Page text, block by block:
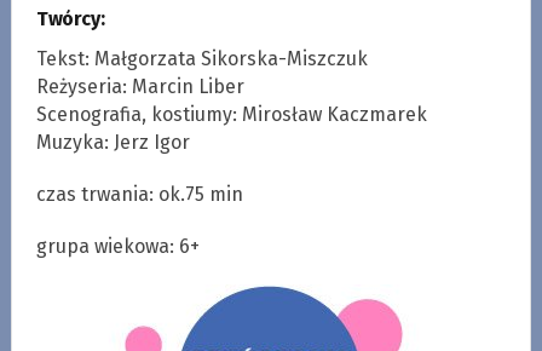
Twórcy:
Tekst: Małgorzata Sikorska-Miszczuk
Reżyseria: Marcin Liber
Scenografia, kostiumy: Mirosław Kaczmarek
Muzyka: Jerz Igor
czas trwania: ok.75 min
grupa wiekowa: 6+